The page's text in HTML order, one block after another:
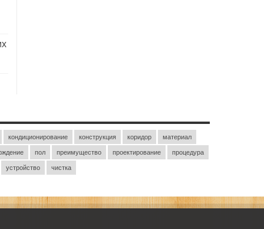
кондиционирование конструкция коридор материал
пол преимущество проектирование процедура
устройство чистка